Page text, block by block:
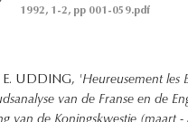
1992, 1-2, pp 001-059.pdf
E. UDDING, 'Heureusement les
van de Franse en de